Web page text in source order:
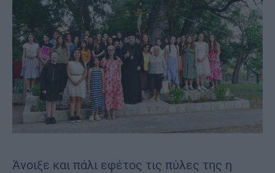
Άνοιξε και πάλι εφέτος τις πύλες της η